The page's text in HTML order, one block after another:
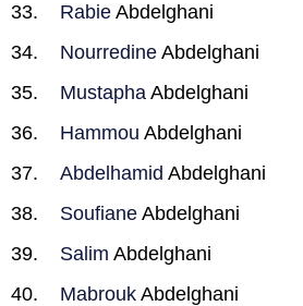
Rabie Abdelghani
Nourredine Abdelghani
Mustapha Abdelghani
Hammou Abdelghani
Abdelhamid Abdelghani
Soufiane Abdelghani
Salim Abdelghani
Mabrouk Abdelghani